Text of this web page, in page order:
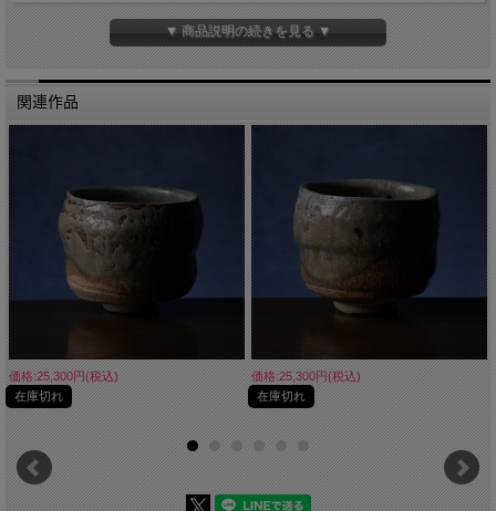
■サイズ 径約10.5cm 高さ約9cm
■手触り ざらっとしています。
■重量 約350g
■生産国 Made in Japan
▼ 商品説明の続きを見る ▼
関連作品
価格:25,300円(税込)
在庫切れ
価格:25,300円(税込)
在庫切れ